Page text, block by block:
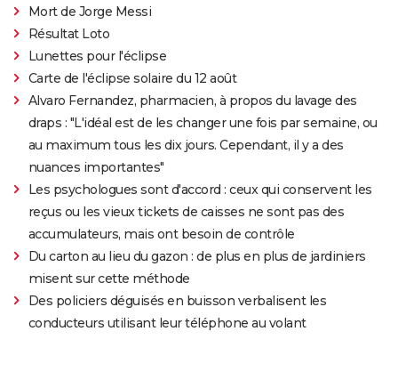
Mort de Jorge Messi
Résultat Loto
Lunettes pour l'éclipse
Carte de l'éclipse solaire du 12 août
Alvaro Fernandez, pharmacien, à propos du lavage des
draps : "L'idéal est de les changer une fois par semaine, ou
au maximum tous les dix jours. Cependant, il y a des
nuances importantes"
Les psychologues sont d'accord : ceux qui conservent les
reçus ou les vieux tickets de caisses ne sont pas des
accumulateurs, mais ont besoin de contrôle
Du carton au lieu du gazon : de plus en plus de jardiniers
misent sur cette méthode
Des policiers déguisés en buisson verbalisent les
conducteurs utilisant leur téléphone au volant